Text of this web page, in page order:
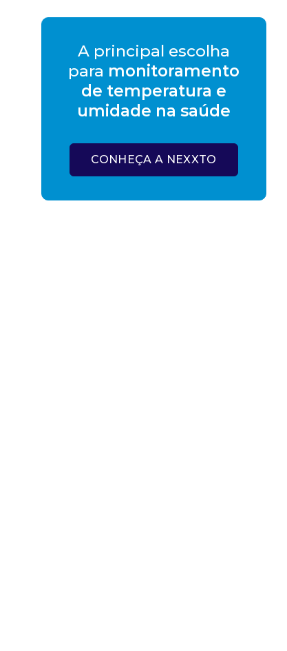
A principal escolha
para monitoramento
de temperatura e
umidade na saúde
CONHEÇA A NEXXTO